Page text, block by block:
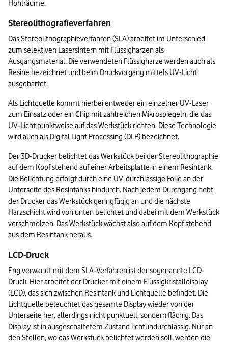
Hohlräume.
Stereolithografieverfahren
Das Stereolithographieverfahren (SLA) arbeitet im Unterschied
zum selektiven Lasersintern mit Flüssigharzen als
Ausgangsmaterial. Die verwendeten Flüssigharze werden auch als
Resine bezeichnet und beim Druckvorgang mittels UV-Licht
ausgehärtet.
Als Lichtquelle kommt hierbei entweder ein einzelner UV-Laser
zum Einsatz oder ein Chip mit zahlreichen Mikrospiegeln, die das
UV-Licht punktweise auf das Werkstück richten. Diese Technologie
wird auch als Digital Light Processing (DLP) bezeichnet.
Der 3D-Drucker belichtet das Werkstück bei der Stereolithographie
auf dem Kopf stehend auf einer Arbeitsplatte in einem Resintank.
Die Belichtung erfolgt durch eine UV-durchlässige Folie an der
Unterseite des Resintanks hindurch. Nach jedem Durchgang hebt
der Drucker das Werkstück geringfügig an und die nächste
Harzschicht wird von unten belichtet und dabei mit dem Werkstück
verschmolzen. Das Werkstück wächst also auf dem Kopf stehend
aus dem Resintank heraus.
LCD-Druck
Eng verwandt mit dem SLA-Verfahren ist der sogenannte LCD-
Druck. Hier arbeitet der Drucker mit einem Flüssigkristalldisplay
(LCD), das sich zwischen Resintank und Lichtquelle befindet. Die
Lichtquelle beleuchtet das gesamte Display wieder von der
Unterseite her, allerdings nicht punktuell, sondern flächig. Das
Display ist in ausgeschaltetem Zustand lichtundurchlässig. Nur an
den Stellen, wo das Werkstück belichtet werden soll, werden die